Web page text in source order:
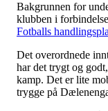
Bakgrunnen for
klubben i
Fotballs
Det overordnede
har det trygt og
kamp. Det er lite
trygge på